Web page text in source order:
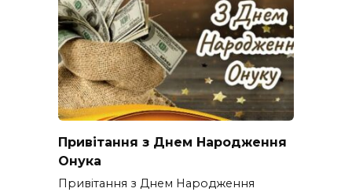
Привітання з Днем Народження
Онука
Привітання з Днем Народження